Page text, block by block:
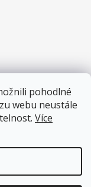
pohodlné
webu neustále
Více